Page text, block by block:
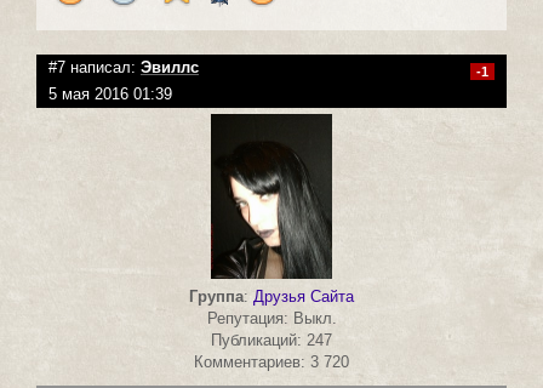
#7 написал: Эвиллс -1
5 мая 2016 01:39
Группа: Друзья Сайта
Репутация: Выкл.
Публикаций: 247
Комментариев: 3 720